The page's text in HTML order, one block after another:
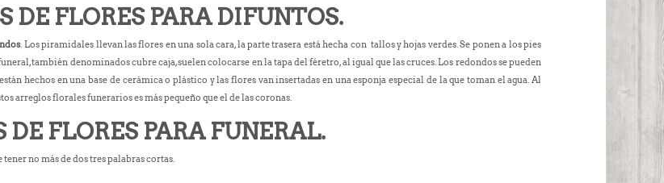
DE FLORES PARA DIFUNTOS.
. Los piramidales llevan las flores en una sola cara, la parte trasera está hecha con tallos y hojas verdes. Se ponen a los pies
también denominados cubre caja, suelen colocarse en la tapa del féretro, al igual que las cruces. Los redondos se pueden
hechos en una base de cerámica o plástico y las flores van insertadas en una esponja especial de la que toman el agua. Al
arreglos florales funerarios es más pequeño que el de las coronas.
DE FLORES PARA FUNERAL.
no más de dos tres palabras cortas.